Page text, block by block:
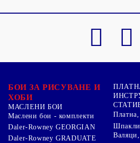
БОИ ЗА РИСУВАНЕ И
ХОБИ
МАСЛЕНИ БОИ
Маслени бои - комплекти
Daler-Rowney GEORGIAN
Daler-Rowney GRADUATE